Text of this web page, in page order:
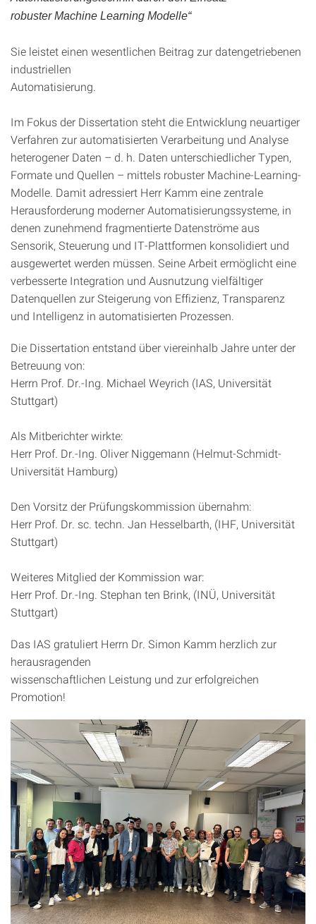
robuster Machine Learning Modelle“
Sie leistet einen wesentlichen Beitrag zur datengetriebenen
industriellen
Automatisierung.
Im Fokus der Dissertation steht die Entwicklung neuartiger
Verfahren zur automatisierten Verarbeitung und Analyse
heterogener Daten – d. h. Daten unterschiedlicher Typen,
Formate und Quellen – mittels robuster Machine-Learning-
Modelle. Damit adressiert Herr Kamm eine zentrale
Herausforderung moderner Automatisierungssysteme, in
denen zunehmend fragmentierte Datenströme aus
Sensorik, Steuerung und IT-Plattformen konsolidiert und
ausgewertet werden müssen. Seine Arbeit ermöglicht eine
verbesserte Integration und Ausnutzung vielfältiger
Datenquellen zur Steigerung von Effizienz, Transparenz
und Intelligenz in automatisierten Prozessen.
Die Dissertation entstand über viereinhalb Jahre unter der
Betreuung von:
Herrn Prof. Dr.-Ing. Michael Weyrich (IAS, Universität
Stuttgart)
Als Mitberichter wirkte:
Herr Prof. Dr.-Ing. Oliver Niggemann (Helmut-Schmidt-
Universität Hamburg)
Den Vorsitz der Prüfungskommission übernahm:
Herr Prof. Dr. sc. techn. Jan Hesselbarth, (IHF, Universität
Stuttgart)
Weiteres Mitglied der Kommission war:
Herr Prof. Dr.-Ing. Stephan ten Brink, (INÜ, Universität
Stuttgart)
Das IAS gratuliert Herrn Dr. Simon Kamm herzlich zur
herausragenden
wissenschaftlichen Leistung und zur erfolgreichen
Promotion!